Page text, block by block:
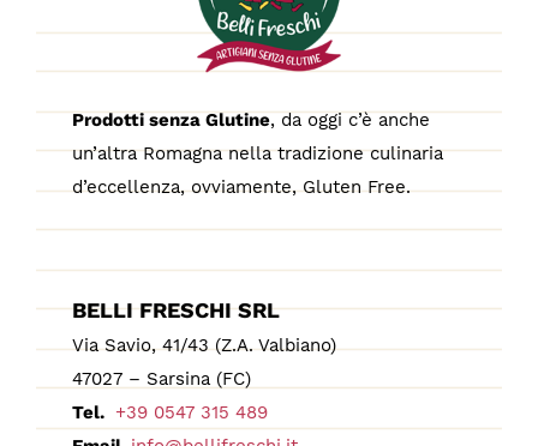
Prodotti senza Glutine, da oggi c’è anche
un’altra Romagna nella tradizione culinaria
d’eccellenza, ovviamente, Gluten Free.
BELLI FRESCHI SRL
Via Savio, 41/43 (Z.A. Valbiano)
47027 – Sarsina (FC)
Tel. +39 0547 315 489